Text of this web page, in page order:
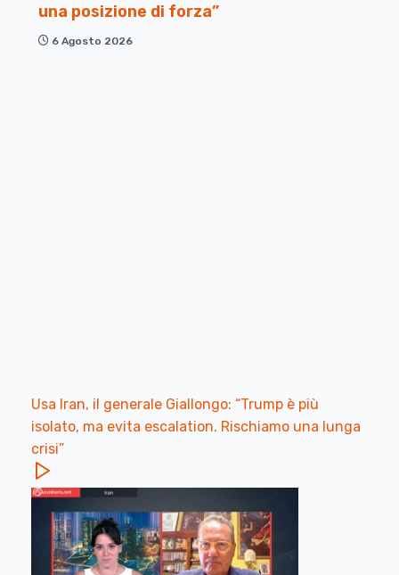
una posizione di forza”
6 Agosto 2026
Usa Iran, il generale Giallongo: “Trump è più
isolato, ma evita escalation. Rischiamo una lunga
crisi”